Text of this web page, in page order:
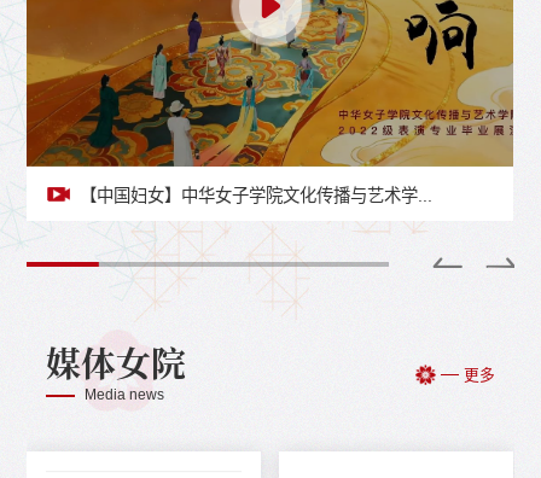
【中国妇女】中华女子学院文化传播与艺术学...
媒体女院
Media news
更多